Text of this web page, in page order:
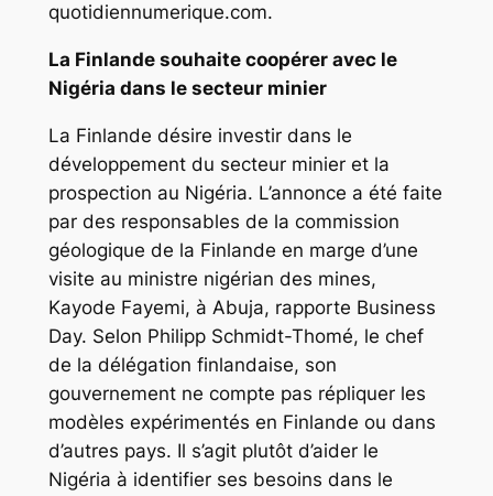
quotidiennumerique.com.
La Finlande souhaite coopérer avec le
Nigéria dans le secteur minier
La Finlande désire investir dans le
développement du secteur minier et la
prospection au Nigéria. L’annonce a été faite
par des responsables de la commission
géologique de la Finlande en marge d’une
visite au ministre nigérian des mines,
Kayode Fayemi, à Abuja, rapporte Business
Day. Selon Philipp Schmidt-Thomé, le chef
de la délégation finlandaise, son
gouvernement ne compte pas répliquer les
modèles expérimentés en Finlande ou dans
d’autres pays. Il s’agit plutôt d’aider le
Nigéria à identifier ses besoins dans le